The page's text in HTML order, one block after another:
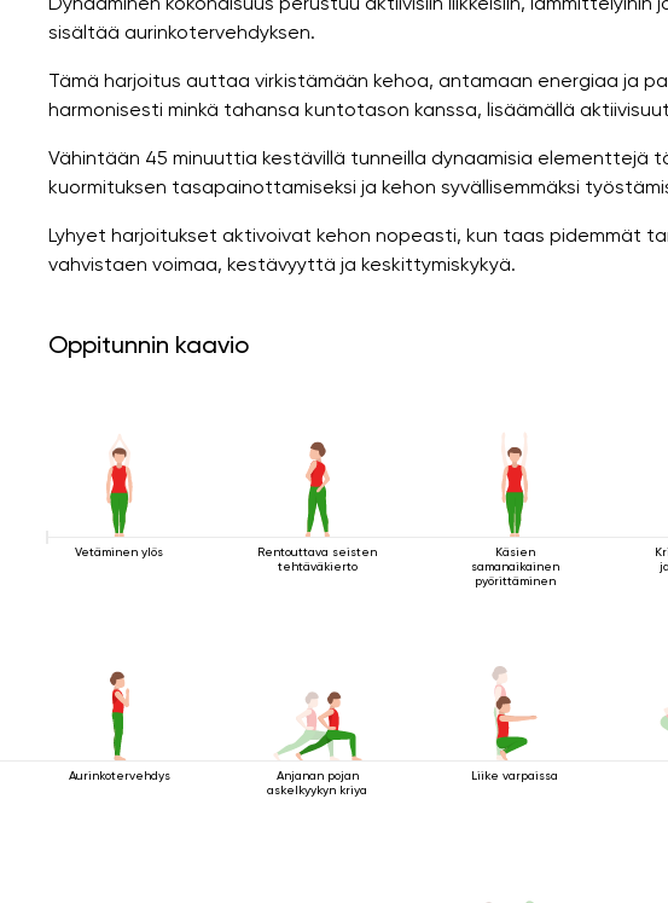
sisältää aurinkotervehdyksen.
Tämä harjoitus auttaa virkistämään kehoa, antamaan energiaa ja
harmonisesti minkä tahansa kuntotason kanssa, lisäämällä
Vähintään 45 minuuttia kestävillä tunneilla dynaamisia elementtejä
kuormituksen tasapainottamiseksi ja kehon syvällisemmäksi
Lyhyet harjoitukset aktivoivat kehon nopeasti, kun taas pidemmät
vahvistaen voimaa, kestävyyttä ja keskittymiskykyä.
Oppitunnin kaavio
Vetäminen ylös
Rentouttava seisten
tehtäväkierto
Käsien
samanaikainen
pyörittäminen
Aurinkotervehdys
Anjanan pojan
askelkyykyn kriya
Liike varpaissa